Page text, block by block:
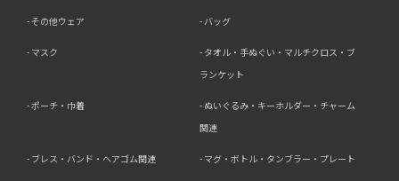
い契約（目的外利用禁止、再提供制限、安全管理措置等）
お客様の個人情報は、以下掲げる場合以外に、事前にご本
・法令に基づく場合
・人の生命、身体又は財産の保護にために必要がある場合
・公衆衛生の向上又は児童の健全な育成の推進のために特
その他ウェア バッグ
マスク
タオル・手ぬぐい・マルチクロス・ブ
ランケット
ポーチ・巾着
ぬいぐるみ・キーホルダー・チャーム
関連
ブレス・バンド・ヘアゴム関連 マグ・ボトル・タンブラー・プレート